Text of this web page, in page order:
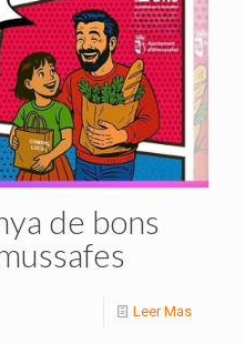
de bons
Leer Mas